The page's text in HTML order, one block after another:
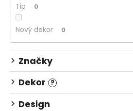
o
v
Tip 0
Nový dekor 0
Značky
Dekor ?
Design
O
d
p
o
r
ú
č
a
m
e